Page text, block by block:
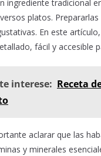
ingrediente tradicional
platos.
En este
fácil y accesible
interese: Receta
aclarar que las
y minerales